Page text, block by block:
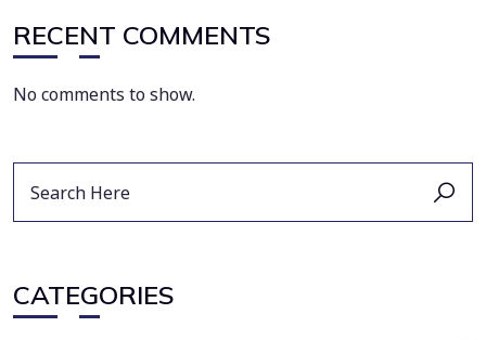
RECENT COMMENTS
No comments to show.
for:
CATEGORIES